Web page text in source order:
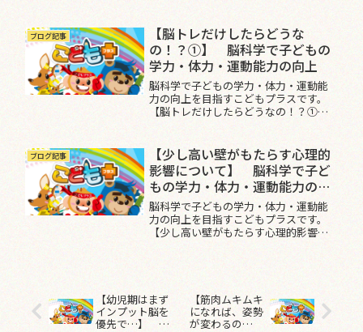
る』【運動保育士会】です。2021年と
なって5日が経ちましたが皆さん...
ブログ記事
【脳トレだけしたらどうな
の！？①】 脳科学で子どもの
学力・体力・運動能力の向上
脳科学で子どもの学力・体力・運動能
力の向上を目指すこどもプラスです。
【脳トレだけしたらどうなの！？①】
こんにちは。『身体・心・脳を育て、す
を伝える』【運動保育士会】です。“脳
トレ”皆さんも一度は耳にしたこと...
ブログ記事
【少し高い壁がもたらす心理的
影響について】 脳科学で子ど
もの学力・体力・運動能力の向
上
脳科学で子どもの学力・体力・運動能
力の向上を目指すこどもプラスです。
【少し高い壁がもたらす心理的影響に
【幼児期はまず
インプット脳を
優先で…】 脳
【筋肉ムキムキ
になれば、姿勢
が変わるの